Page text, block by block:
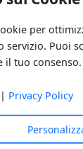
per
servizio. Puoi
il tuo consenso.
| Privacy Policy